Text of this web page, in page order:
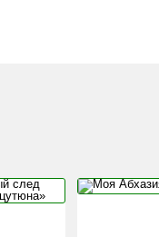
КРОВАВЫЙ СЛЕД